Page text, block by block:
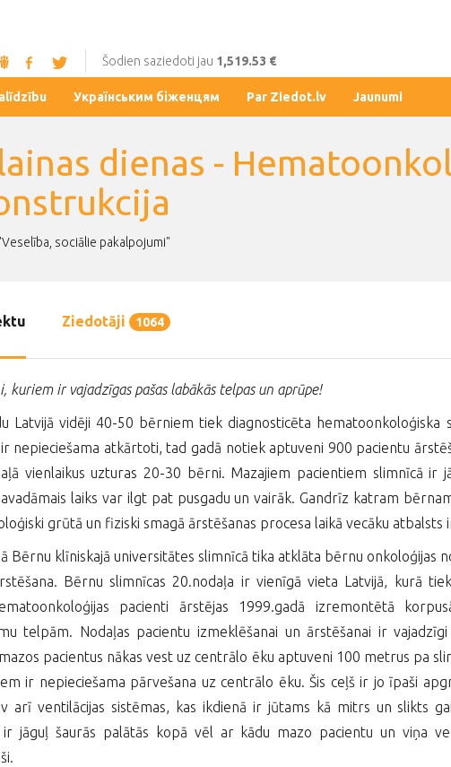
Šodien saziedoti jau 1,519.53 €
Українським біженцям Par Ziedot.lv Jaunumi
dienas -
sociālie pakalpojumi"
Ziedotāji 1064
kuriem ir vajadzīgas pašas labākās telpas un aprūpe!
Latvijā vidēji 40-50 bērniem tiek diagnosticēta hematoonkoloģiska
ir nepieciešama atkārtoti, tad gadā notiek aptuveni 900 pacientu
vienlaikus uzturas 20-30 bērni. Mazajiem pacientiem slimnīcā ir
laiks var ilgt pat pusgadu un vairāk. Gandrīz katram
grūtā un fiziski smagā ārstēšanas procesa laikā vecāku atbalsts
Bērnu klīniskajā universitātes slimnīcā tika atklāta bērnu onkoloģijas
Bērnu slimnīcas 20.nodaļa ir vienīgā vieta Latvijā, kurā
pacienti ārstējas 1999.gadā izremontētā
telpām. Nodaļas pacientu izmeklēšanai un ārstēšanai ir
pacientus nākas vest uz centrālo ēku aptuveni 100 metrus pa
ir nepieciešama pārvešana uz centrālo ēku. Šis ceļš ir jo īpaši
arī ventilācijas sistēmas, kas ikdienā ir jūtams kā mitrs un slikts
ir jāguļ šaurās palātās kopā vēl ar kādu mazo pacientu un viņa